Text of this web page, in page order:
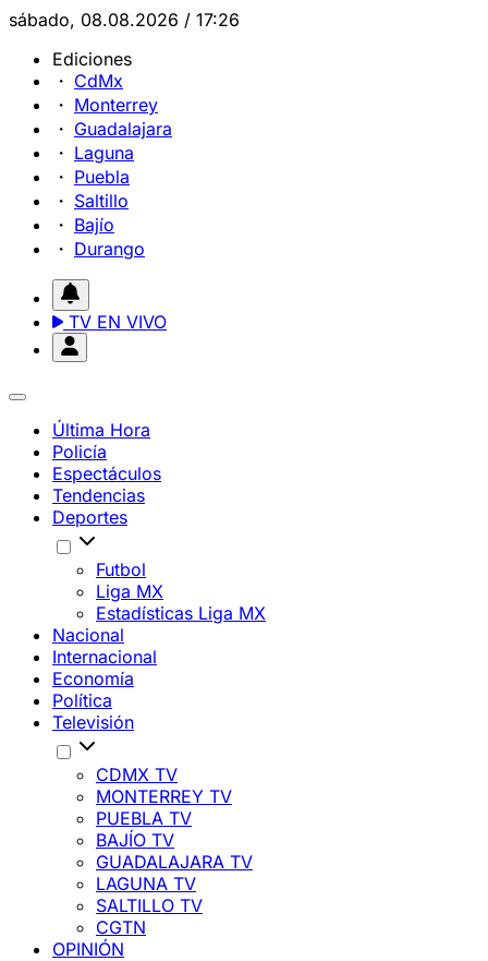
sábado, 08.08.2026 / 17:26
Ediciones
CdMx
Monterrey
Guadalajara
Laguna
Puebla
Saltillo
Bajío
Durango
TV EN VIVO
Última Hora
Policía
Espectáculos
Tendencias
Deportes
Futbol
Liga MX
Estadísticas Liga MX
Nacional
Internacional
Economía
Política
Televisión
CDMX TV
MONTERREY TV
PUEBLA TV
BAJÍO TV
GUADALAJARA TV
LAGUNA TV
SALTILLO TV
CGTN
OPINIÓN